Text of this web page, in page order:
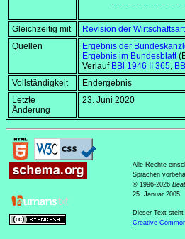
Gleichzeitig mit
Revision der
Quellen
Ergebnis der
Ergebnis im Bundesblatt
Verlauf BBl 1946 II 365,
Vollständigkeit
Endergebnis
Letzte
Änderung
23. Juni 2020
Alle Rechte
Sprachen
© 1996-2026
25. Januar 2005.
Dieser Text steht
Creative